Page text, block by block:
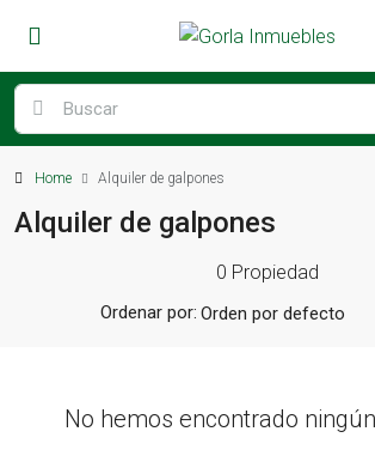
Home Alquiler de galpones
Alquiler de galpones
0 Propiedad
Ordenar por:
No hemos encontrado